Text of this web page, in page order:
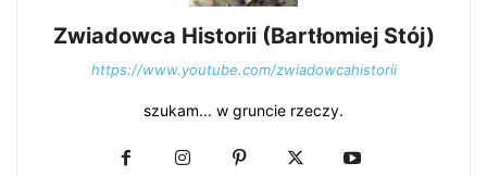
Zwiadowca Historii (Bartłomiej Stój)
https://www.youtube.com/zwiadowcahistorii
szukam... w gruncie rzeczy.